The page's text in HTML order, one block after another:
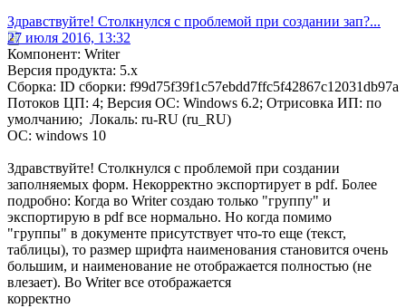
Здравствуйте! Столкнулся с проблемой при создании зап?...
27 июля 2016, 13:32
Компонент: Writer
Версия продукта: 5.x
Сборка: ID сборки: f99d75f39f1c57ebdd7ffc5f42867c12031db97a
Потоков ЦП: 4; Версия ОС: Windows 6.2; Отрисовка ИП: по
умолчанию; Локаль: ru-RU (ru_RU)
ОС: windows 10
Здравствуйте! Столкнулся с проблемой при создании
заполняемых форм. Некорректно экспортирует в pdf. Более
подробно: Когда во Writer создаю только "группу" и
экспортирую в pdf все нормально. Но когда помимо
"группы" в документе присутствует что-то еще (текст,
таблицы), то размер шрифта наименования становится очень
большим, и наименование не отображается полностью (не
влезает). Во Writer все отображается
корректно